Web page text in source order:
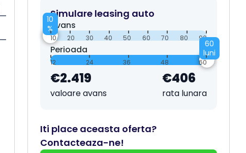
Simulare leasing auto
Avans
10
%
10 20 30 40 50 60 70 80 90
Perioada
60
luni
12 24 36 48 60
€2.419
valoare avans
€406
rata lunara
Iti place aceasta oferta?
Contacteaza-ne!